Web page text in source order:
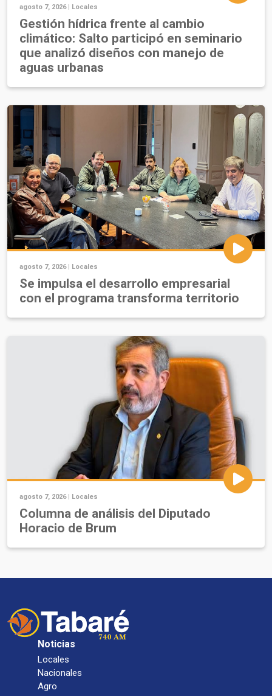
agosto 7, 2026 | Locales
Gestión hídrica frente al cambio
climático: Salto participó en seminario
que analizó diseños con manejo de
aguas urbanas
agosto 7, 2026 | Locales
Se impulsa el desarrollo empresarial
con el programa transforma territorio
agosto 7, 2026 | Locales
Columna de análisis del Diputado
Horacio de Brum
Noticias
Locales
Nacionales
Agro